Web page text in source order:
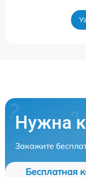
Нужна
Закажите
Бесплатная